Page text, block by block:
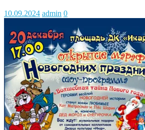
10.09.2024 admin 0